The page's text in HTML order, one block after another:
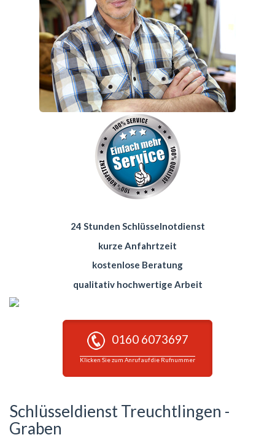
24 Stunden Schlüsselnotdienst
kurze Anfahrtzeit
kostenlose Beratung
qualitativ hochwertige Arbeit
0160 6073697
Klicken Sie zum Anruf auf die Rufnummer
Schlüsseldienst Treuchtlingen -
Graben